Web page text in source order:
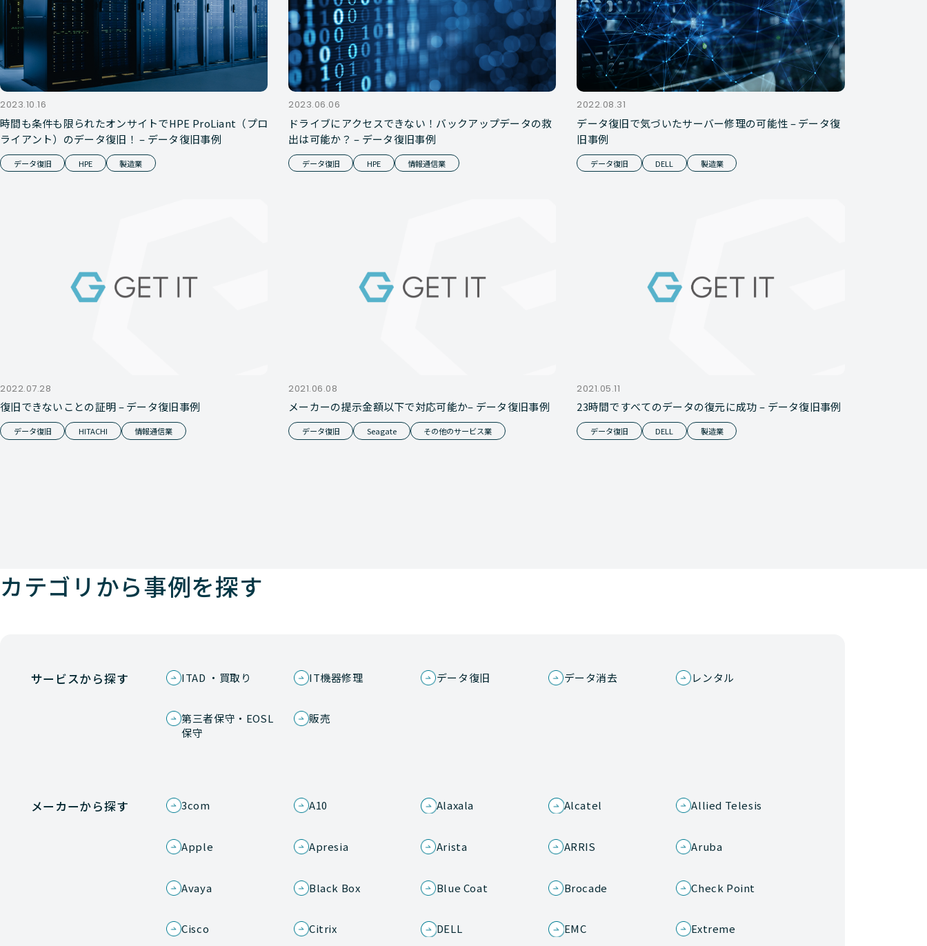
2023.10.16
時間も条件も限られたオンサイトでHPE ProLiant（プロ
ライアント）のデータ復旧！ – データ復旧事例
データ復旧 HPE 製造業
2023.06.06
ドライブにアクセスできない！バックアップデータの救
出は可能か？ – データ復旧事例
データ復旧 HPE 情報通信業
2022.08.31
データ復旧で気づいたサーバー修理の可能性 – データ復
旧事例
データ復旧 DELL 製造業
2022.07.28
復旧できないことの証明 – データ復旧事例
データ復旧 HITACHI 情報通信業
2021.06.08
メーカーの提示金額以下で対応可能か– データ復旧事例
データ復旧 Seagate その他のサービス業
2021.05.11
23時間ですべてのデータの復元に成功 – データ復旧事例
データ復旧 DELL 製造業
カテゴリから事例を探す
サービスから探す ITAD ・買取り IT機器修理 データ復旧 データ消去 レンタル
第三者保守・EOSL
保守
販売
メーカーから探す 3com A10 Alaxala Alcatel Allied Telesis
Apple Apresia Arista ARRIS Aruba
Avaya Black Box Blue Coat Brocade Check Point
Cisco Citrix DELL EMC Extreme